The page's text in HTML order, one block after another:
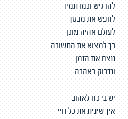
להרגיש וכמו תמיד
לחפש את מבטך
לעולם אהיה מוכן
בך למצוא את התשובה
ננצח את הזמן
ונדבוק באהבה
יש בי כח לאהוב
איך שינית את כל חיי